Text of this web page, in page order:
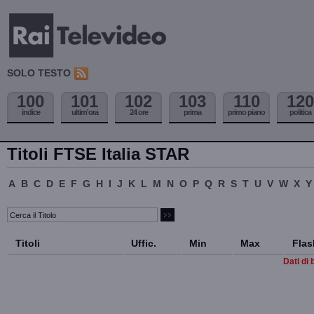
SOLO TESTO
100
indice
101
ultim'ora
102
24 ore
103
prima
110
primo piano
120
politica
Titoli FTSE Italia STAR
A B C D E F G H I J K L M N O P Q R S T U V W X Y
Titoli Uffic. Min Max
Dati di